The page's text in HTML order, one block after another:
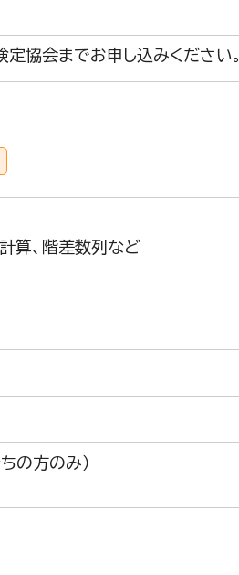
協会までお申し込みください。
算、階差数列など
の方のみ）